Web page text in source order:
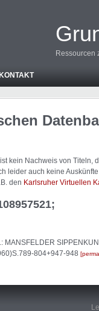
Ressourcen
KONTAKT
kein Nachweis von Titeln,
leider auch keine
den Karlsruher Virtuellen
MANSFELDER
804+947-948